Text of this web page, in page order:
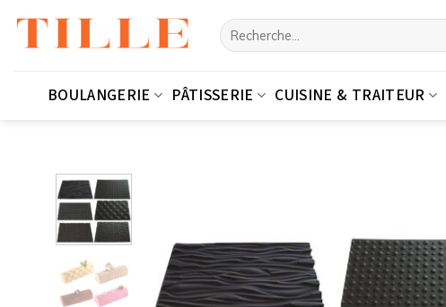
Recherche
pour :
BOULANGERIE PÂTISSERIE CUISINE & TRAITEUR